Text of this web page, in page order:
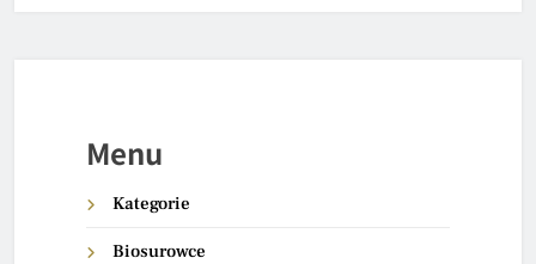
Menu
Kategorie
Biosurowce